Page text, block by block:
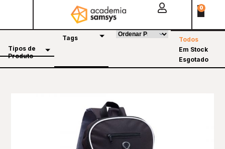
0
Tipos de
Produto
Tags
Todos
Em Stock
Esgotado